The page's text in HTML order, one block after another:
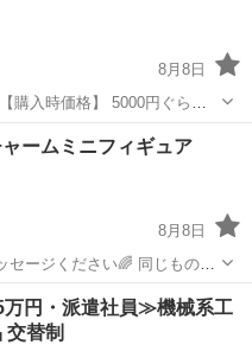
8月8日
ームミニフィギュア
8月8日
ださい🌈 同じものが
場になります。 時間はプロフ
ギュア
円・派遣社員≫機械系工
交替制